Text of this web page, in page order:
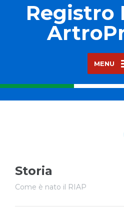
Registro
MENU
Storia
Come è nato il RIAP